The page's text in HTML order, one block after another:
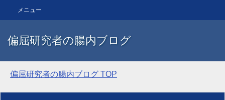
偏屈研究者の腸内ブログ
メニュー
偏屈研究者の腸内ブログ TOP